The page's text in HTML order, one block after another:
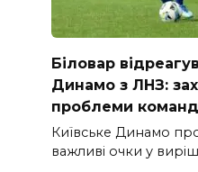
Біловар
Динамо з ЛНЗ:
проблеми
Київське Динамо
важливі очки у